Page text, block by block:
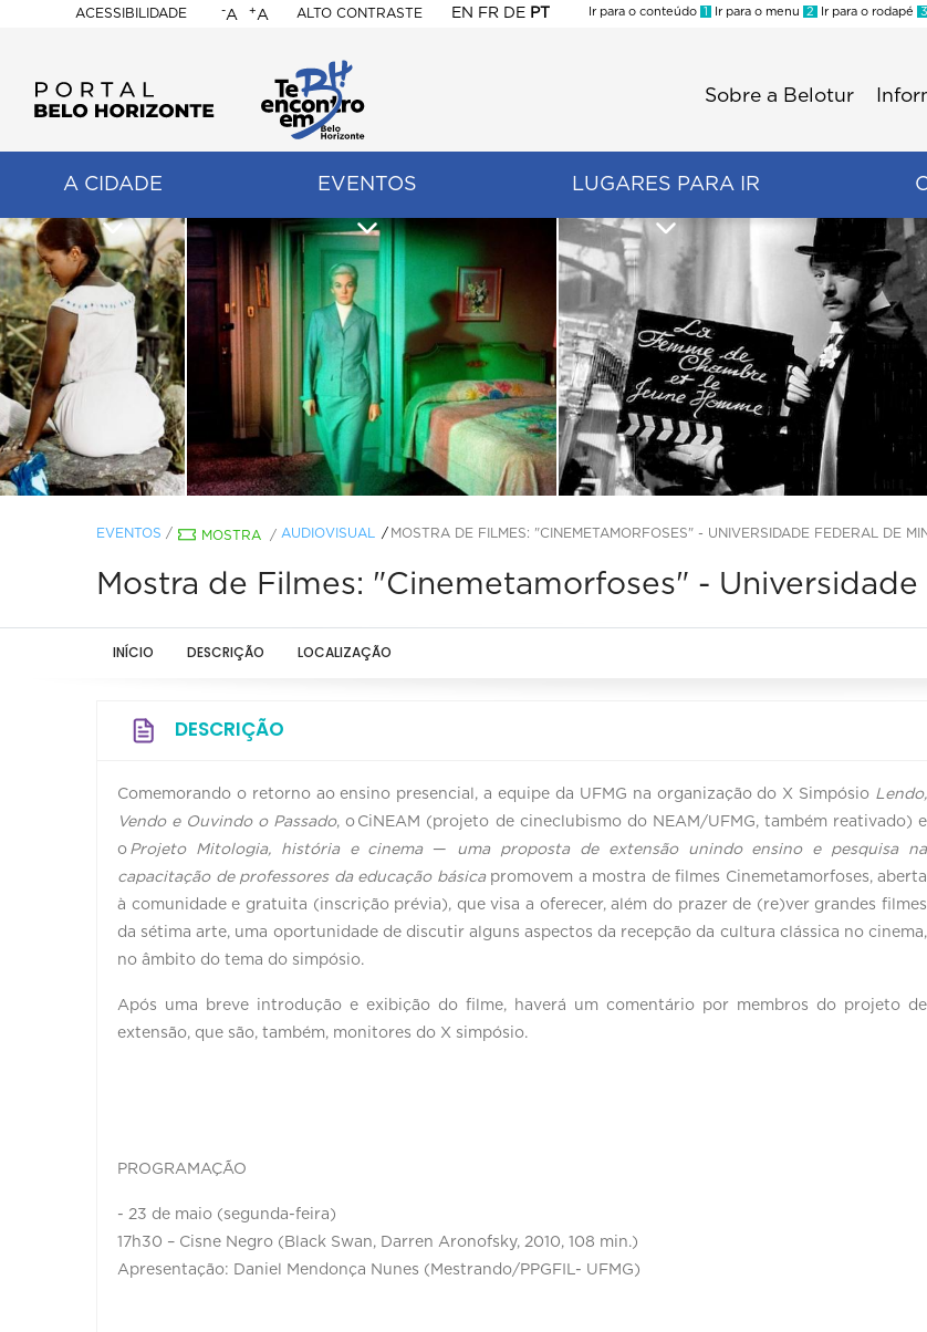
ACESSIBILIDADE
BELO
HORIZONTE
-A +A ALTO CONTRASTE EN FR DE PT
Ir para o conteúdo 1 Ir para o menu 2 Ir para o rodapé 3
Sobre a Belotur
A CIDADE EVENTOS LUGARES PARA IR
EVENTOS / MOSTRA / AUDIOVISUAL MOSTRA DE FILMES: "CINEMETAMORFOSES" - UNIVERSIDADE FEDERAL DE
Mostra de Filmes: "Cinemetamorfoses" - Universidade
INÍCIO DESCRIÇÃO LOCALIZAÇÃO
DESCRIÇÃO
Comemorando o retorno ao ensino presencial, a equipe da UFMG na organização do X Simpósio Lendo,
Vendo e Ouvindo o Passado, o CiNEAM (projeto de cineclubismo do NEAM/UFMG, também reativado) e
o Projeto Mitologia, história e cinema — uma proposta de extensão unindo ensino e pesquisa na
capacitação de professores da educação básicapromovem a mostra de filmes Cinemetamorfoses, aberta
à comunidade e gratuita (inscrição prévia), que visa a oferecer, além do prazer de (re)ver grandes filmes
da sétima arte, uma oportunidade de discutir alguns aspectos da recepção da cultura clássica no cinema,
no âmbito do tema do simpósio.
Após uma breve introdução e exibição do filme, haverá um comentário por membros do projeto de
extensão, que são, também, monitores do X simpósio.
PROGRAMAÇÃO
- 23 de maio (segunda-feira)
17h30 – Cisne Negro (Black Swan, Darren Aronofsky, 2010, 108 min.)
Apresentação: Daniel Mendonça Nunes (Mestrando/PPGFIL- UFMG)